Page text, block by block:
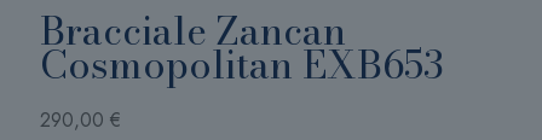
Bracciale Zancan
Cosmopolitan EXB653
290,00 €